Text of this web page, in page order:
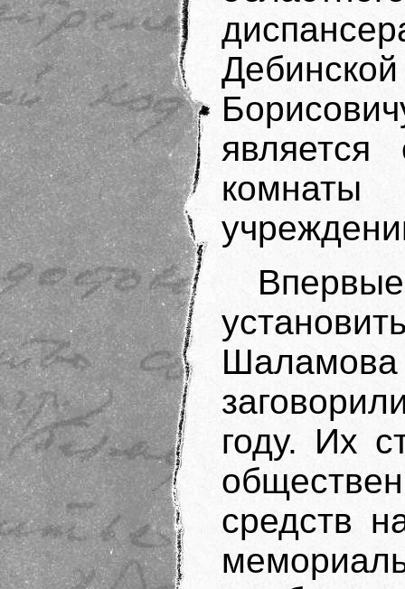
является
Шаламова
году. Их
средств